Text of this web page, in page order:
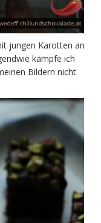
jungen Karotten an
kämpfe ich
Bildern nicht